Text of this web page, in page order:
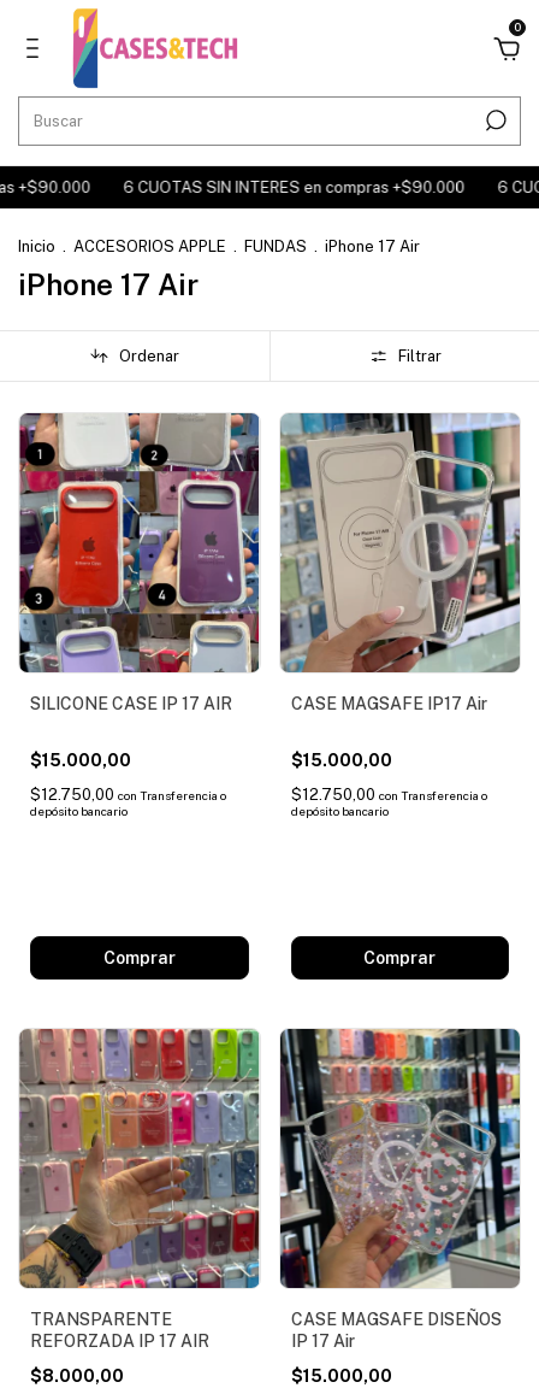
0
+$90.000 6 CUOTAS SIN INTERES en compras +$90.000 6
Inicio . ACCESORIOS APPLE . FUNDAS . iPhone 17 Air
iPhone 17 Air
Ordenar Filtrar
SILICONE CASE IP 17 AIR
$15.000,00
$12.750,00 con Transferencia o
depósito bancario
Comprar
CASE MAGSAFE IP17 Air
$15.000,00
$12.750,00 con Transferencia o
depósito bancario
TRANSPARENTE
REFORZADA IP 17 AIR
$8.000,00
CASE MAGSAFE DISEÑOS
IP 17 Air
$15.000,00